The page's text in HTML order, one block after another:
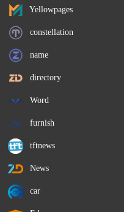
Yellowpages
constellation
name
directory
Word
furnish
tftnews
News
car